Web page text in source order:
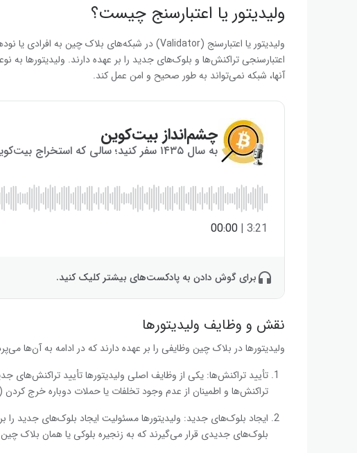
ولیدیتور یا اعتبارسنج چیست؟
ولیدیتور یا اعتبارسنج (Validator) در شبکه‌های بلاک چین به افرادی یا نود
اعتبارسنجی تراکنش‌ها و بلوک‌های جدید را بر عهده دارند. ولیدیتورها
آنها، شبکه نمی‌تواند به طور صحیح و امن عمل کند.
چشم‌انداز بیت‌کوین
به سال ۱۴۳۵ سفر کنید؛ سالی که استخراج بیت‌کوین به پایان می‌رسد!
3:21
|
00:00
برای گوش دادن به پادکست‌های بیشتر کلیک کنید.
نقش و وظایف ولیدیتورها
ولیدیتورها در بلاک چین وظایفی را بر عهده دارند که در ادامه به آن‌ها
تأیید تراکنش‌ها: یکی از وظایف اصلی ولیدیتورها تأیید
تراکنش‌ها و اطمینان از عدم وجود تخلفات یا حملات دوباره خرج کردن (Double Spending) است.
ایجاد بلوک‌های جدید: ولیدیتورها مسئولیت ایجاد بلوک‌های جدید را
بلوک‌های جدیدی قرار می‌گیرند که به زنجیره بلوکی یا همان بلاک